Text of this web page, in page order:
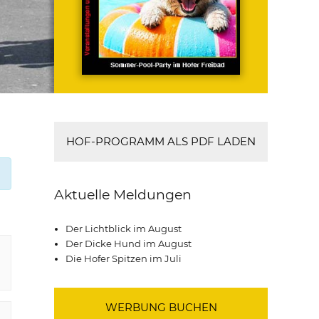
HOF-PROGRAMM ALS PDF LADEN
Aktuelle Meldungen
Der Lichtblick im August
Der Dicke Hund im August
Die Hofer Spitzen im Juli
WERBUNG BUCHEN